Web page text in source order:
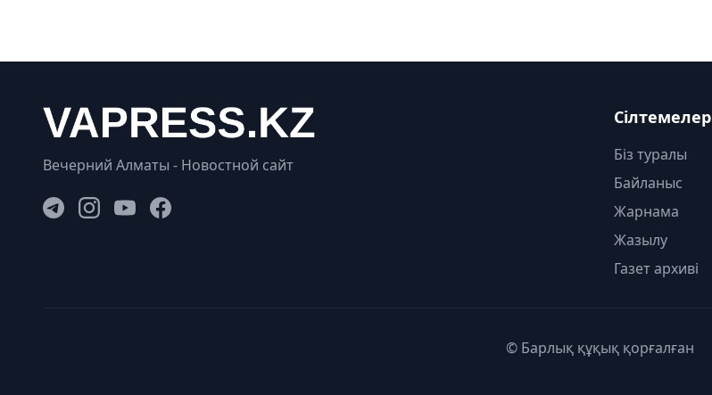
Вечерний Алматы - Новостной сайт
Сілтемелер
Біз туралы
Байланыс
Жарнама
Жазылу
Газет архиві
© Барлық құқық қорғалған